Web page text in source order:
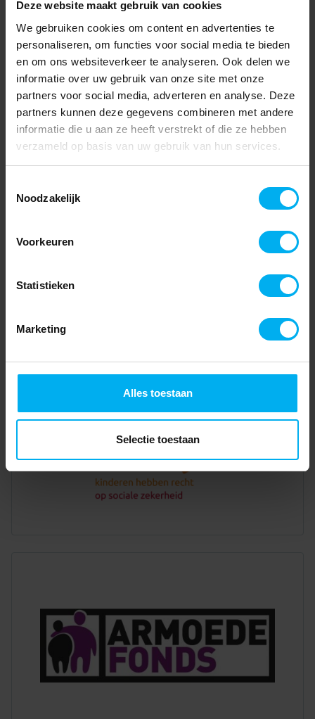
Deze website maakt gebruik van cookies
We gebruiken cookies om content en advertenties te
personaliseren, om functies voor social media te bieden
en om ons websiteverkeer te analyseren. Ook delen we
informatie over uw gebruik van onze site met onze
partners voor social media, adverteren en analyse. Deze
partners kunnen deze gegevens combineren met andere
informatie die u aan ze heeft verstrekt of die ze hebben
verzameld op basis van uw gebruik van hun services.
Noodzakelijk
Voorkeuren
Statistieken
Marketing
Alles toestaan
Selectie toestaan